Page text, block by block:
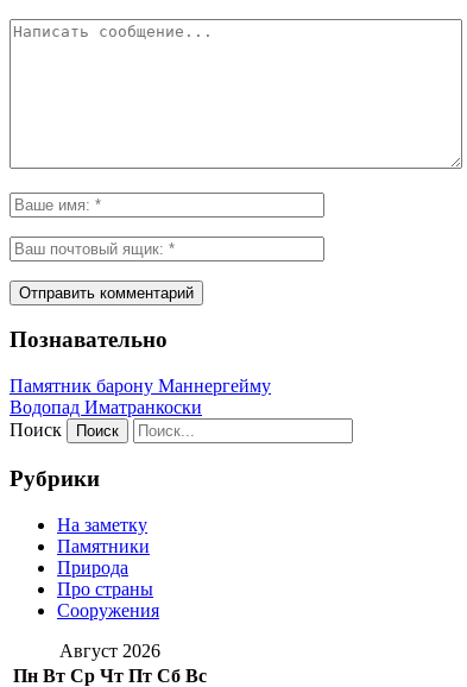
Познавательно
Памятник барону Маннергейму
Водопад Иматранкоски
Поиск
Рубрики
На заметку
Памятники
Природа
Про страны
Сооружения
Август 2026
Пн Вт Ср Чт Пт Сб Вс